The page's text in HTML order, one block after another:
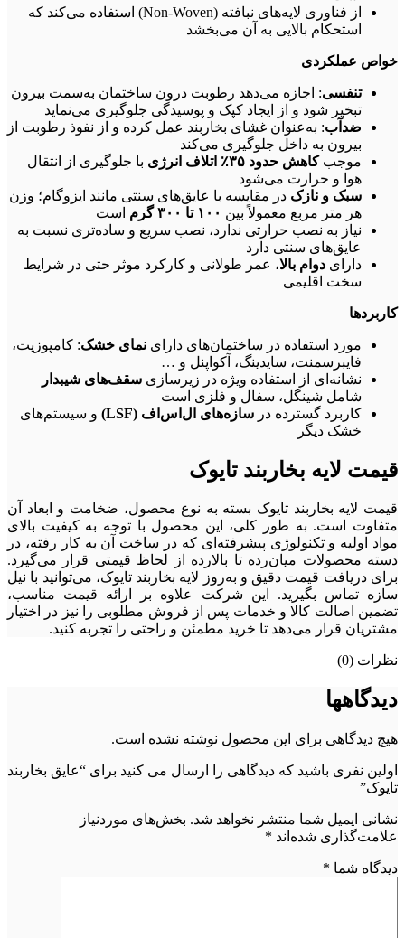
از فناوری لایه‌های نبافته (Non‑Woven) استفاده می‌کند که
استحکام بالایی به آن می‌بخشد
خواص عملکردی
تنفسی: اجازه می‌دهد رطوبت درون ساختمان به‌سمت بیرون
تبخیر شود و از ایجاد کپک و پوسیدگی جلوگیری می‌نماید
ضدآب: به‌عنوان غشای بخاربند عمل کرده و از نفوذ رطوبت از
بیرون به داخل جلوگیری می‌کند
موجبکاهش حدود ۳۵٪ اتلاف انرژی با جلوگیری از انتقال
هوا و حرارت می‌شود
سبک و نازک در مقایسه با عایق‌های سنتی مانند ایزوگام؛ وزن
هر متر مربع معمولاً بین ۱۰۰ تا ۳۰۰گرم است
نیاز به نصب حرارتی ندارد، نصب سریع و ساده‌تری نسبت به
عایق‌های سنتی دارد
دارای دوام بالا، عمر طولانی و کارکرد موثر حتی در شرایط
سخت اقلیمی
کاربردها
مورد استفاده در ساختمان‌های دارای نمای خشک: کامپوزیت،
فایبرسمنت، سایدینگ، آکواپنل و …
نشانه‌ای از استفاده ویژه در زیرسازی سقف‌های شیبدار
شامل شینگل، سفال و فلزی است
کاربرد گسترده در سازه‌های ال‌اس‌اف (LSF)
و سیستم‌های
خشک دیگر
قیمت لایه بخاربند تایوک
قیمت لایه بخاربند تایوک بسته به نوع محصول، ضخامت و ابعاد آن
متفاوت است. به طور کلی، این محصول با توجه به کیفیت بالای
مواد اولیه و تکنولوژی پیشرفته‌ای که در ساخت آن به کار رفته، در
دسته محصولات میان‌رده تا بالارده از لحاظ قیمتی قرار می‌گیرد.
برای دریافت قیمت دقیق و به‌روز لایه بخاربند تایوک، می‌توانید با نیل
سازه تماس بگیرید. این شرکت علاوه بر ارائه قیمت مناسب،
تضمین اصالت کالا و خدمات پس از فروش مطلوبی را نیز در اختیار
مشتریان قرار می‌دهد تا خرید مطمئن و راحتی را تجربه کنید.
نظرات (0)
دیدگاهها
هیچ دیدگاهی برای این محصول نوشته نشده است.
اولین نفری باشید که دیدگاهی را ارسال می کنید برای “عایق بخاربند
تایوک”
نشانی ایمیل شما منتشر نخواهد شد. بخش‌های موردنیاز
علامت‌گذاری شده‌اند *
دیدگاه شما *